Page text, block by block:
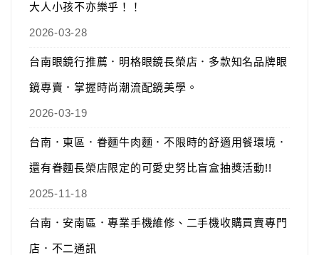
大人小孩不亦樂乎！！
2026-03-28
台南眼鏡行推薦．明格眼鏡長榮店．多款知名品牌眼
鏡專賣．掌握時尚潮流配鏡美學。
2026-03-19
台南．東區．眷麵牛肉麵．不限時的舒適用餐環境．
還有眷麵長榮店限定的可愛史努比盲盒抽獎活動!!
2025-11-18
台南．安南區．專業手機維修、二手機收購買賣專門
店．不二通訊